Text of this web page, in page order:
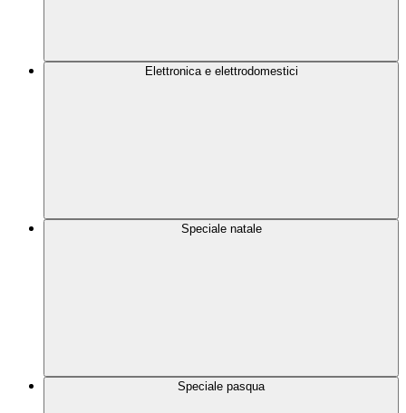
Elettronica e elettrodomestici
Speciale natale
Speciale pasqua